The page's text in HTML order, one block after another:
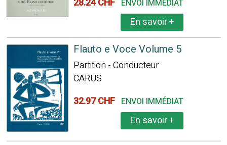
28.24 CHF ENVOI IMMÉDIAT
En savoir+
Flauto e Voce Volume 5
Partition - Conducteur
CARUS
32.97 CHF ENVOI IMMÉDIAT
En savoir+